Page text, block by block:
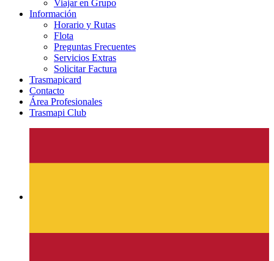
Viajar en Grupo
Información
Horario y Rutas
Flota
Preguntas Frecuentes
Servicios Extras
Solicitar Factura
Trasmapicard
Contacto
Área Profesionales
Trasmapi Club